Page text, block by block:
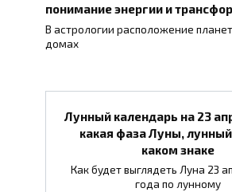
понимание энергии и
В астрологии расположение
домах
Лунный календарь на 23
какая фаза Луны,
каком знаке
Как будет выглядеть Луна 23
года по лунному